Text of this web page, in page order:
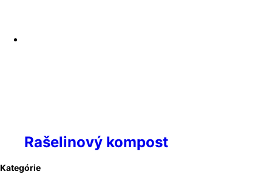
Rašelinový kompost
Kategórie